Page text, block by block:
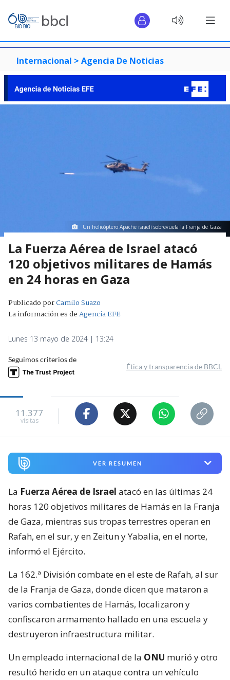
Internacional > Agencia De Noticias
Un helicóptero Apache israelí sobrevuela la Franja de Gaza
La Fuerza Aérea de Israel atacó
120 objetivos militares de Hamás
en 24 horas en Gaza
Publicado porCamilo Suazo
La información es deAgencia EFE
Lunes 13 mayo de 2024 | 13:24
Seguimos criterios de
Ética y transparencia de BBCL
11.377
visitas
VER RESUMEN
La Fuerza Aérea de Israel atacó en las últimas 24
horas 120 objetivos militares de Hamás en la Franja
de Gaza, mientras sus tropas terrestres operan en
Rafah, en el sur, y en Zeitun y Yabalia, en el norte,
informó el Ejército.
La 162.ª División combate en el este de Rafah, al sur
de la Franja de Gaza, donde dicen que mataron a
varios combatientes de Hamás, localizaron y
confiscaron armamento hallado en una escuela y
destruyeron infraestructura militar.
Un empleado internacional de la ONU murió y otro
resultó herido en un ataque contra un vehículo